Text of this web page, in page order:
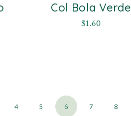
Col Bola Verde
$1.60
4 5 6 7 8